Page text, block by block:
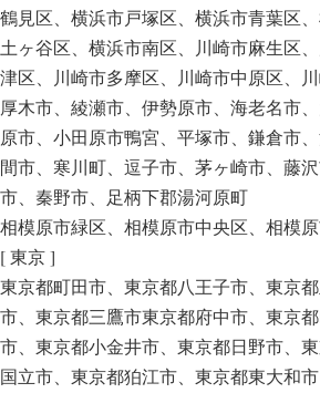
鶴見区、横浜市戸塚区、横浜市青葉区
土ヶ谷区、横浜市南区、川崎市麻生区
津区、川崎市多摩区、川崎市中原区、川
厚木市、綾瀬市、伊勢原市、海老名市
原市、小田原市鴨宮、平塚市、鎌倉市
間市、寒川町、逗子市、茅ヶ崎市、藤
市、秦野市、足柄下郡湯河原町
相模原市緑区、相模原市中央区、相模
[ 東京 ]
東京都町田市、東京都八王子市、東京
市、東京都三鷹市東京都府中市、東京
市、東京都小金井市、東京都日野市、
国立市、東京都狛江市、東京都東大和市